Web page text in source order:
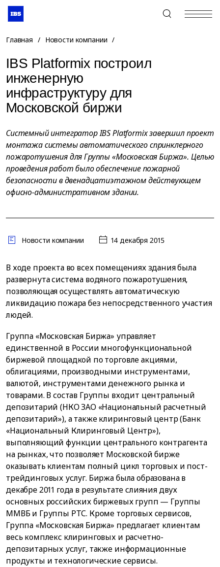
+7 (495) 967-80-80
Главная / Новости компании /
IBS Platformix построил
инженерную
инфраструктуру для
Московской биржи
Системный интегратор IBS Platformix завершил проект
монтажа системы автоматического спринклерного
пожаротушения для Группы «Московская Биржа». Целью
проведения работ было обеспечение пожарной
безопасности в двенадцатиэтажном действующем
офисно-административном здании.
Новости компании 14 декабря 2015
В ходе проекта во всех помещениях здания была
развернута система водяного пожаротушения,
позволяющая осуществлять автоматическую
ликвидацию пожара без непосредственного участия
людей.
Группа «Московская Биржа» управляет
единственной в России многофункциональной
биржевой площадкой по торговле акциями,
облигациями, производными инструментами,
валютой, инструментами денежного рынка и
товарами. В состав Группы входит центральный
депозитарий (НКО ЗАО «Национальный расчетный
депозитарий»), а также клиринговый центр (Банк
«Национальный Клиринговый Центр»),
выполняющий функции центрального контрагента
на рынках, что позволяет Московской бирже
оказывать клиентам полный цикл торговых и пост-
трейдинговых услуг. Биржа была образована в
декабре 2011 года в результате слияния двух
основных российских биржевых групп — Группы
ММВБ и Группы РТС. Кроме торговых сервисов,
Группа «Московская Биржа» предлагает клиентам
весь комплекс клиринговых и расчетно-
депозитарных услуг, также информационные
продукты и технологические сервисы.